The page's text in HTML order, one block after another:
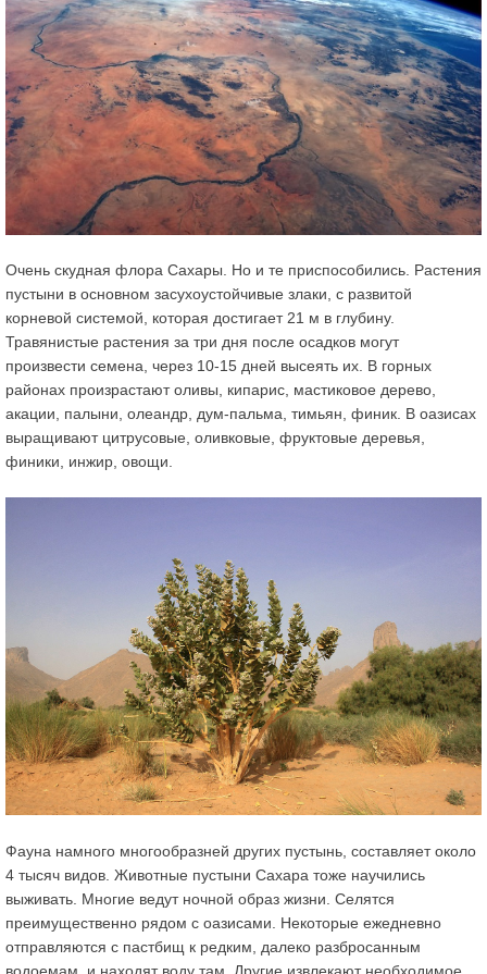
Очень скудная флора Сахары. Но и те приспособились. Растения
пустыни в основном засухоустойчивые злаки, с развитой
корневой системой, которая достигает 21 м в глубину.
Травянистые растения за три дня после осадков могут
произвести семена, через 10-15 дней высеять их. В горных
районах произрастают оливы, кипарис, мастиковое дерево,
акации, палыни, олеандр, дум-пальма, тимьян, финик. В оазисах
выращивают цитрусовые, оливковые, фруктовые деревья,
финики, инжир, овощи.
Фауна намного многообразней других пустынь, составляет около
4 тысяч видов. Животные пустыни Сахара тоже научились
выживать. Многие ведут ночной образ жизни. Селятся
преимущественно рядом с оазисами. Некоторые ежедневно
отправляются с пастбищ к редким, далеко разбросанным
водоемам, и находят воду там. Другие извлекают необходимое